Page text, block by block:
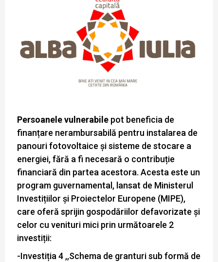
Persoanele vulnerabile pot beneficia de
finanțare nerambursabilă pentru instalarea de
panouri fotovoltaice și sisteme de stocare a
energiei, fără a fi necesară o contribuție
financiară din partea acestora. Acesta este un
program guvernamental, lansat de Ministerul
Investițiilor și Proiectelor Europene (MIPE),
care oferă sprijin gospodăriilor defavorizate și
celor cu venituri mici prin următoarele 2
investiții:
-Investiția 4 ,,Schema de granturi sub formă de